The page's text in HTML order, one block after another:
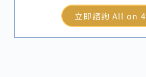
立即諮詢 All on 4